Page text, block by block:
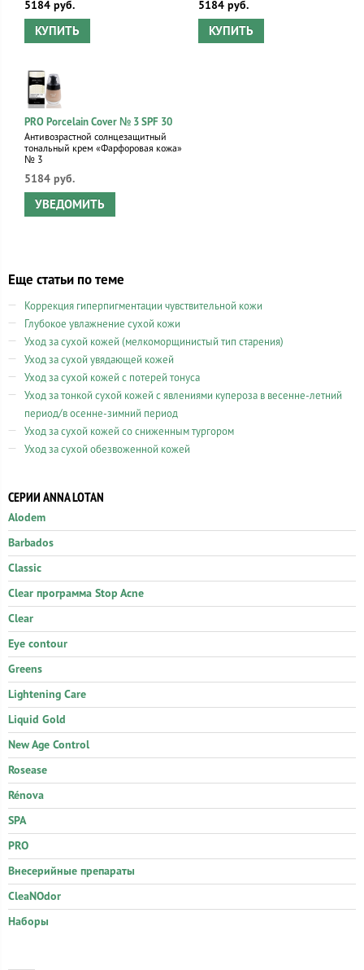
5184 руб.
КУПИТЬ
5184 руб.
КУПИТЬ
PRO Porcelain Cover № 3 SPF 30
Антивозрастной солнцезащитный
тональный крем «Фарфоровая кожа»
№ 3
5184 руб.
УВЕДОМИТЬ
Еще статьи по теме
Коррекция гиперпигментации чувствительной кожи
Глубокое увлажнение сухой кожи
Уход за сухой кожей (мелкоморщинистый тип старения)
Уход за сухой увядающей кожей
Уход за сухой кожей с потерей тонуса
Уход за тонкой сухой кожей с явлениями купероза в весенне-летний
период/в осенне-зимний период
Уход за сухой кожей со сниженным тургором
Уход за сухой обезвоженной кожей
СЕРИИ ANNA LOTAN
Alodem
Barbados
Classic
Clear программа Stop Acne
Clear
Eye contour
Greens
Lightening Care
Liquid Gold
New Age Control
Rosease
Rénova
SPA
PRO
Внесерийные препараты
CleaNOdor
Наборы